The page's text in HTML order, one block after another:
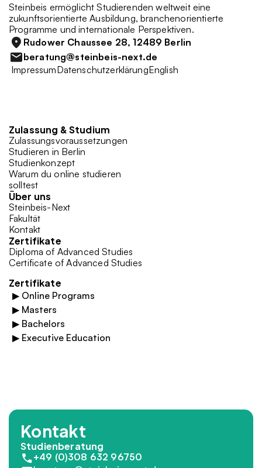
Steinbeis ermöglicht Studierenden weltweit eine
zukunftsorientierte Ausbildung, branchenorientierte
Programme und internationale Perspektiven.
Rudower Chaussee 28, 12489 Berlin
beratung@steinbeis-next.de
ImpressumDatenschutzerklärungEnglish
Zulassung & Studium
Zulassungsvoraussetzungen
Studieren in Berlin
Studienkonzept
Warum du online studieren
solltest
Über uns
Steinbeis-Next
Fakultät
Kontakt
Zertifikate
Diploma of Advanced Studies
Certificate of Advanced Studies
Zertifikate
▶ Online Programs
▶ Masters
▶ Bachelors
▶ Executive Education
Kontakt
Studienberatung
+49 (0)308 632 96750